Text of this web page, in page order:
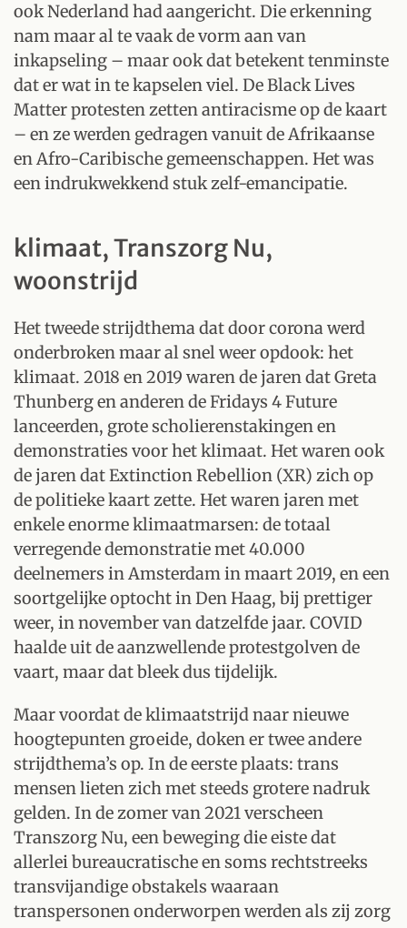
ook Nederland had aangericht. Die erkenning
nam maar al te vaak de vorm aan van
inkapseling – maar ook dat betekent tenminste
dat er wat in te kapselen viel. De Black Lives
Matter protesten zetten antiracisme op de kaart
– en ze werden gedragen vanuit de Afrikaanse
en Afro-Caribische gemeenschappen. Het was
een indrukwekkend stuk zelf-emancipatie.
klimaat, Transzorg Nu,
woonstrijd
Het tweede strijdthema dat door corona werd
onderbroken maar al snel weer opdook: het
klimaat. 2018 en 2019 waren de jaren dat Greta
Thunberg en anderen de Fridays 4 Future
lanceerden, grote scholierenstakingen en
demonstraties voor het klimaat. Het waren ook
de jaren dat Extinction Rebellion (XR) zich op
de politieke kaart zette. Het waren jaren met
enkele enorme klimaatmarsen: de totaal
verregende demonstratie met 40.000
deelnemers in Amsterdam in maart 2019, en een
soortgelijke optocht in Den Haag, bij prettiger
weer, in november van datzelfde jaar. COVID
haalde uit de aanzwellende protestgolven de
vaart, maar dat bleek dus tijdelijk.
Maar voordat de klimaatstrijd naar nieuwe
hoogtepunten groeide, doken er twee andere
strijdthema’s op. In de eerste plaats: trans
mensen lieten zich met steeds grotere nadruk
gelden. In de zomer van 2021 verscheen
Transzorg Nu, een beweging die eiste dat
allerlei bureaucratische en soms rechtstreeks
transvijandige obstakels waaraan
transpersonen onderworpen werden als zij zorg